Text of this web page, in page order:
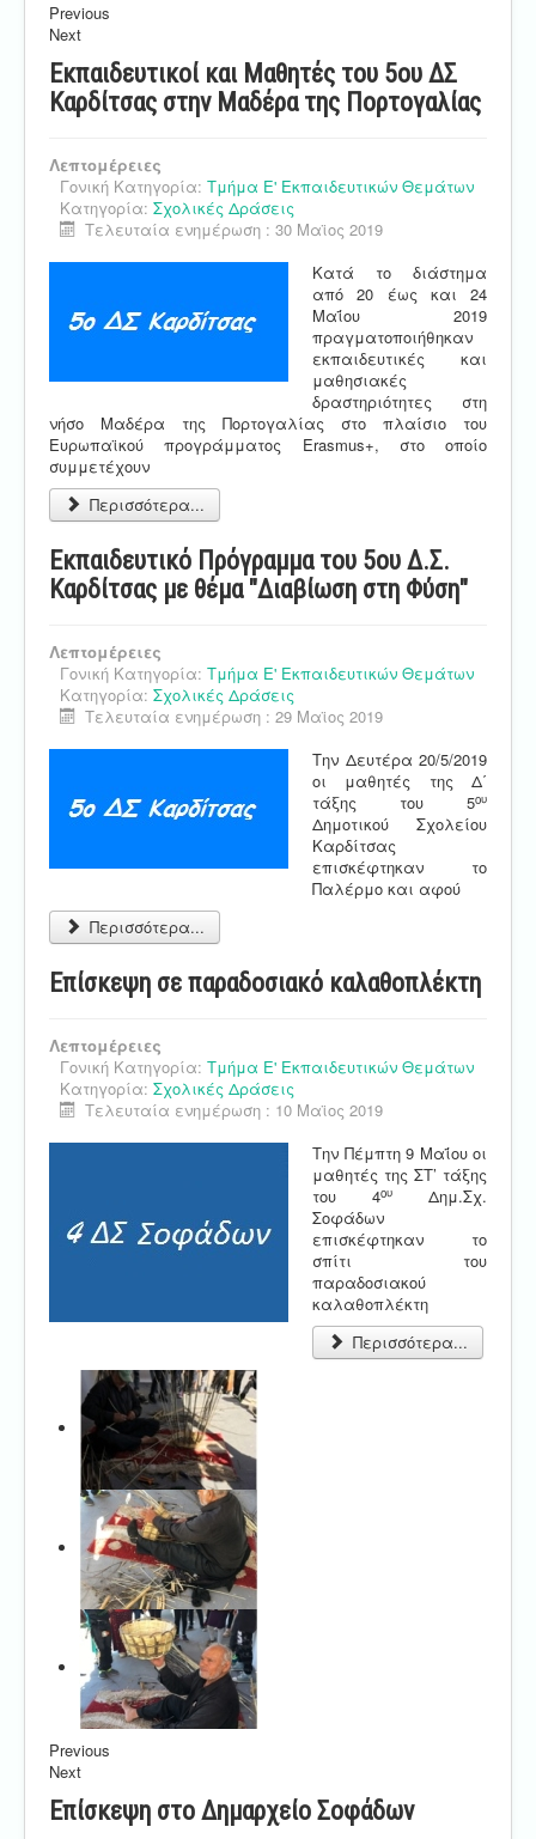
Previous
Next
Εκπαιδευτικοί και Μαθητές του 5ου ΔΣ
Καρδίτσας στην Μαδέρα της Πορτογαλίας
Λεπτομέρειες
Γονική Κατηγορία: Τμήμα Ε' Εκπαιδευτικών Θεμάτων
Κατηγορία: Σχολικές Δράσεις
Τελευταία ενημέρωση : 30 Μαϊος 2019
Κατά το διάστημα
από 20 έως και 24
Μαΐου 2019
πραγματοποιήθηκαν
εκπαιδευτικές και
μαθησιακές
δραστηριότητες στη
νήσο Μαδέρα της Πορτογαλίας στο πλαίσιο του
Ευρωπαϊκού προγράμματος Erasmus+, στο οποίο
συμμετέχουν
Περισσότερα...
Εκπαιδευτικό Πρόγραμμα του 5ου Δ.Σ.
Καρδίτσας με θέμα "Διαβίωση στη Φύση"
Λεπτομέρειες
Γονική Κατηγορία: Τμήμα Ε' Εκπαιδευτικών Θεμάτων
Κατηγορία: Σχολικές Δράσεις
Τελευταία ενημέρωση : 29 Μαϊος 2019
Την Δευτέρα 20/5/2019
οι μαθητές της Δ΄
τάξης του 5ου
Δημοτικού Σχολείου
Καρδίτσας
επισκέφτηκαν το
Παλέρμο και αφού
Περισσότερα...
Επίσκεψη σε παραδοσιακό καλαθοπλέκτη
Λεπτομέρειες
Γονική Κατηγορία: Τμήμα Ε' Εκπαιδευτικών Θεμάτων
Κατηγορία: Σχολικές Δράσεις
Τελευταία ενημέρωση : 10 Μαϊος 2019
Την Πέμπτη 9 Μαΐου οι
μαθητές της ΣΤ’ τάξης
του 4ου
Δημ.Σχ.
Σοφάδων
επισκέφτηκαν το
σπίτι του
παραδοσιακού
καλαθοπλέκτη
Περισσότερα...
Previous
Next
Επίσκεψη στο Δημαρχείο Σοφάδων